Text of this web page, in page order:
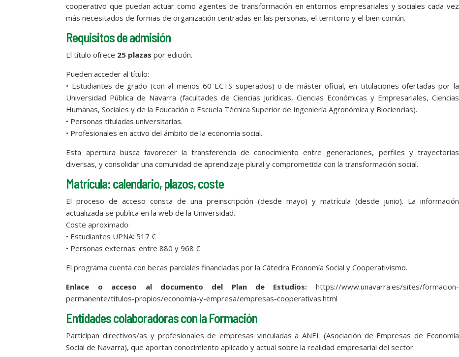
cooperativo que puedan actuar como agentes de transformación en entornos empresariales y sociales cada vez
más necesitados de formas de organización centradas en las personas, el territorio y el bien común.
Requisitos de admisión
El título ofrece 25 plazas por edición.
Pueden acceder al título:
• Estudiantes de grado (con al menos 60 ECTS superados) o de máster oficial, en titulaciones ofertadas por la
Universidad Pública de Navarra (facultades de Ciencias Jurídicas, Ciencias Económicas y Empresariales, Ciencias
Humanas, Sociales y de la Educación o Escuela Técnica Superior de Ingeniería Agronómica y Biociencias).
• Personas tituladas universitarias.
• Profesionales en activo del ámbito de la economía social.
Esta apertura busca favorecer la transferencia de conocimiento entre generaciones, perfiles y trayectorias
diversas, y consolidar una comunidad de aprendizaje plural y comprometida con la transformación social.
Matrícula: calendario, plazos, coste
El proceso de acceso consta de una preinscripción (desde mayo) y matrícula (desde junio). La información
actualizada se publica en la web de la Universidad.
Coste aproximado:
• Estudiantes UPNA: 517 €
• Personas externas: entre 880 y 968 €
El programa cuenta con becas parciales financiadas por la Cátedra Economía Social y Cooperativismo.
Enlace o acceso al documento del Plan de Estudios: https://www.unavarra.es/sites/formacion-
permanente/titulos-propios/economia-y-empresa/empresas-cooperativas.html
Entidades colaboradoras con la Formación
Participan directivos/as y profesionales de empresas vinculadas a ANEL (Asociación de Empresas de Economía
Social de Navarra), que aportan conocimiento aplicado y actual sobre la realidad empresarial del sector.